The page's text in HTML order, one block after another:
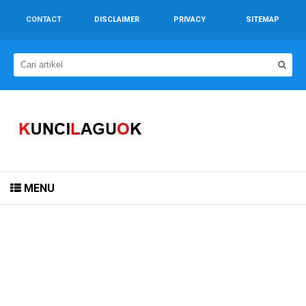
CONTACT DISCLAIMER PRIVACY SITEMAP
MENU